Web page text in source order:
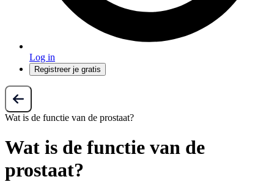
Log in
Registreer je gratis
Wat is de functie van de prostaat?
Wat is de functie van de
prostaat?